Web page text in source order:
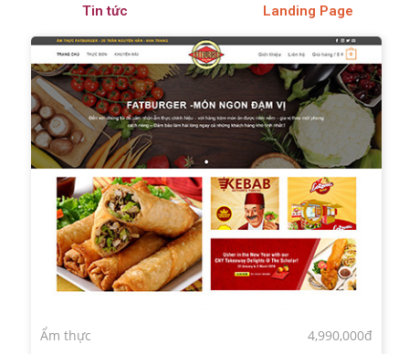
Tin tức Landing Page
Ẩm thực 4,990,000đ